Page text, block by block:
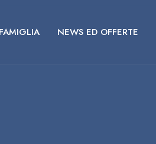
da
NEWS ED OFFERTE